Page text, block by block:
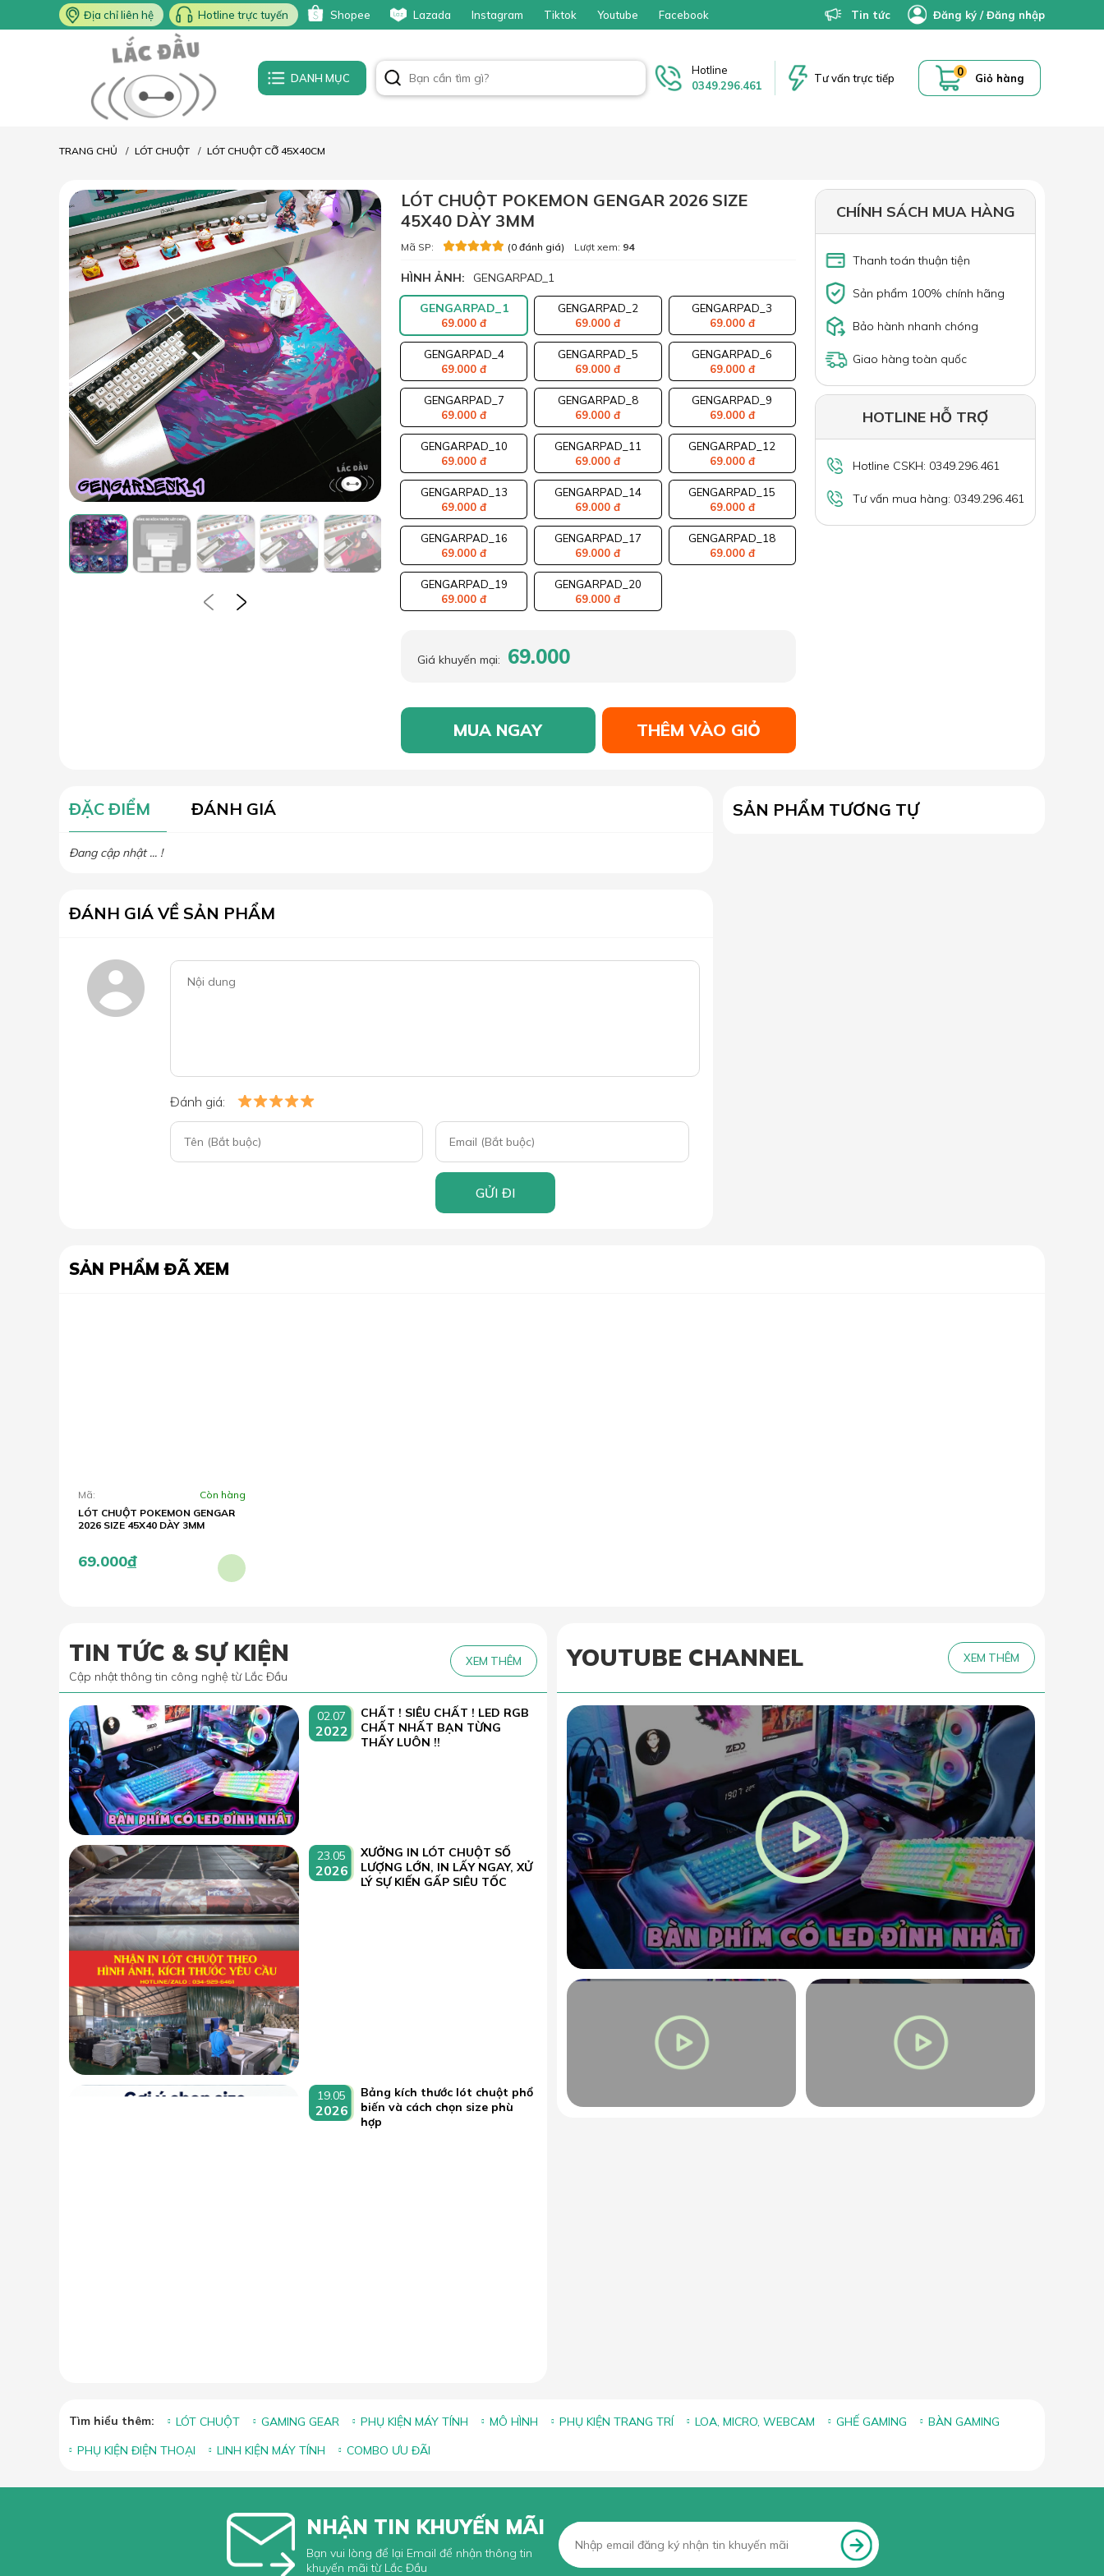
Địa chỉ liên hệ Hotline trực tuyến Shopee Lazada Instagram Tiktok Youtube Facebook Tin tức Đăng ký /Đăng nhập
DANH MỤC
Hotline
0349.296.461
Tư vấn trực tiếp 0 Giỏ hàng
TRANG CHỦ LÓT CHUỘT LÓT CHUỘT CỠ 45X40CM
LÓT CHUỘT POKEMON GENGAR 2026 SIZE
45X40 DÀY 3MM
Mã SP: (0 đánh giá) Lượt xem: 94
HÌNH ẢNH: GENGARPAD_1
GENGARPAD_1
69.000 đ
GENGARPAD_2
69.000 đ
GENGARPAD_3
69.000 đ
GENGARPAD_4
69.000 đ
GENGARPAD_5
69.000 đ
GENGARPAD_6
69.000 đ
GENGARPAD_7
69.000 đ
GENGARPAD_8
69.000 đ
GENGARPAD_9
69.000 đ
GENGARPAD_10
69.000 đ
GENGARPAD_11
69.000 đ
GENGARPAD_12
69.000 đ
GENGARPAD_13
69.000 đ
GENGARPAD_14
69.000 đ
GENGARPAD_15
69.000 đ
GENGARPAD_16
69.000 đ
GENGARPAD_17
69.000 đ
GENGARPAD_18
69.000 đ
GENGARPAD_19
69.000 đ
GENGARPAD_20
69.000 đ
Giá khuyến mại: 69.000
MUA NGAY THÊM VÀO GIỎ
CHÍNH SÁCH MUA HÀNG
Thanh toán thuận tiện
Sản phẩm 100% chính hãng
Bảo hành nhanh chóng
Giao hàng toàn quốc
HOTLINE HỖ TRỢ
Hotline CSKH: 0349.296.461
Tư vấn mua hàng: 0349.296.461
ĐẶC ĐIỂM ĐÁNH GIÁ
Đang cập nhật ... !
ĐÁNH GIÁ VỀ SẢN PHẨM
Đánh giá:
GỬI ĐI
SẢN PHẨM TƯƠNG TỰ
SẢN PHẨM ĐÃ XEM
Mã:
Còn hàng
LÓT CHUỘT POKEMON GENGAR
2026 SIZE 45X40 DÀY 3MM
69.000đ
TIN TỨC & SỰ KIỆN
Cập nhật thông tin công nghệ từ Lắc Đầu
XEM THÊM
02.07
2022
CHẤT ! SIÊU CHẤT ! LED RGB
CHẤT NHẤT BẠN TỪNG
THẤY LUÔN !!
23.05
2026
XƯỞNG IN LÓT CHUỘT SỐ
LƯỢNG LỚN, IN LẤY NGAY, XỬ
LÝ SỰ KIẾN GẤP SIÊU TỐC
19.05
2026
Bảng kích thước lót chuột phổ
biến và cách chọn size phù
hợp
YOUTUBE CHANNEL XEM THÊM
Tìm hiểu thêm: LÓT CHUỘT GAMING GEAR PHỤ KIỆN MÁY TÍNH MÔ HÌNH PHỤ KIỆN TRANG TRÍ LOA, MICRO, WEBCAM GHẾ GAMING
BÀN GAMING
PHỤ KIỆN ĐIỆN THOẠI
LINH KIỆN MÁY TÍNH COMBO ƯU ĐÃI
NHẬN TIN KHUYẾN MÃI
Bạn vui lòng để lại Email để nhận thông tin
khuyến mãi từ Lắc Đầu